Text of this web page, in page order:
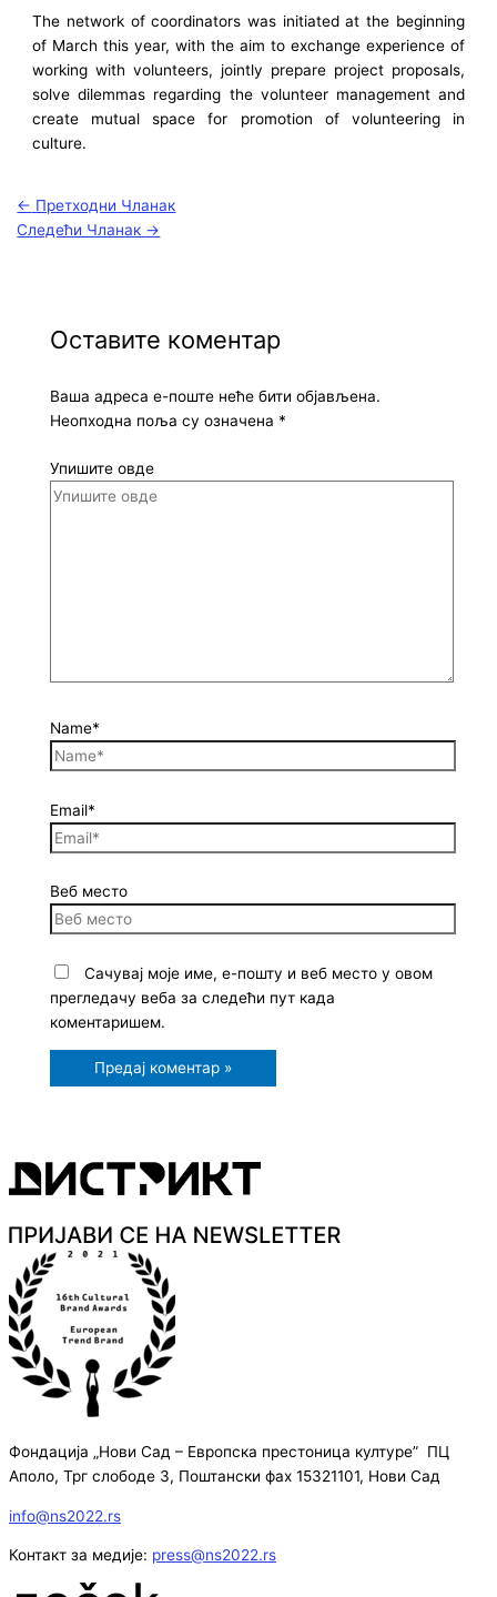
The network of coordinators was initiated at the beginning
of March this year, with the aim to exchange experience of
working with volunteers, jointly prepare project proposals,
solve dilemmas regarding the volunteer management and
create mutual space for promotion of volunteering in
culture.
← Претходни Чланак
Следећи Чланак →
Оставите коментар
Ваша адреса е-поште неће бити објављена.
Неопходна поља су означена *
Упишите овде
Name*
Email*
Веб место
Сачувај моје име, е-пошту и веб место у овом
прегледачу веба за следећи пут када
коментаришем.
Фондација „Нови Сад – Европска престоница културе” ПЦ
Аполо, Трг слободе 3, Поштански фах 15321101, Нови Сад
info@ns2022.rs
Контакт за медије: press@ns2022.rs